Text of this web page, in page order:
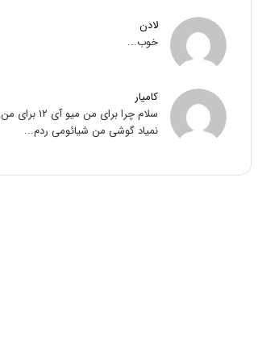
لادن
خوب...
کامیار
سلام چرا برای من میو آی ۱۲ برای من
نمیاد گوشی من شیائومی ردم...